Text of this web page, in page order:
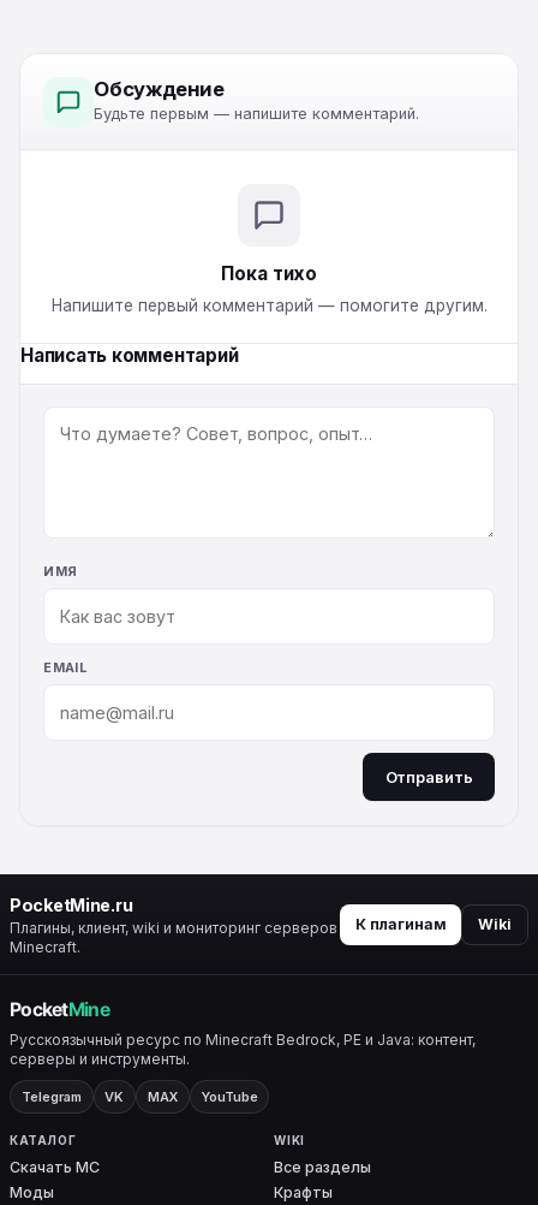
Обсуждение
Будьте первым — напишите комментарий.
Пока тихо
Напишите первый комментарий — помогите другим.
Написать комментарий
КОММЕНТАРИЙ
ИМЯ
EMAIL
Отправить
PocketMine.ru
Плагины, клиент, wiki и мониторинг серверов
Minecraft.
К плагинам Wiki
Русскоязычный ресурс по Minecraft Bedrock, PE и Java: контент,
серверы и инструменты.
Telegram VK MAX YouTube
КАТАЛОГ
Скачать MC
Моды
WIKI
Все разделы
Крафты